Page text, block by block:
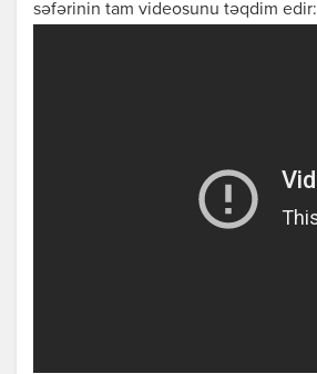
səfərinin tam videosunu təqdim edir: